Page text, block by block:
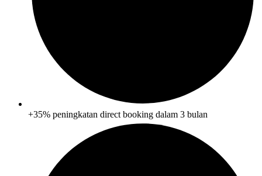
+35% peningkatan direct booking dalam 3 bulan